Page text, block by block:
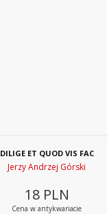
DILIGE ET QUOD VIS FAC
Jerzy Andrzej Górski
18 PLN
Cena w antykwariacie